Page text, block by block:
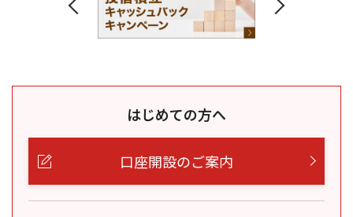
はじめての方へ
口座開設のご案内